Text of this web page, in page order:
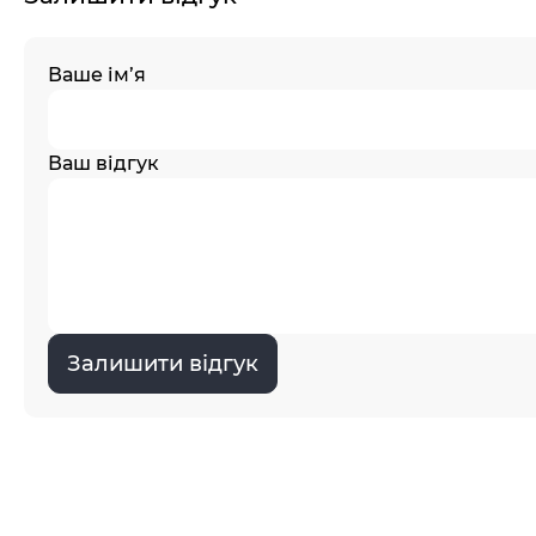
Ваше ім’я
Ваш відгук
Залишити відгук